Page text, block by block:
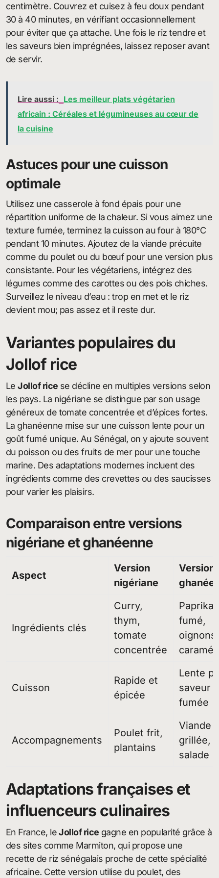
centimètre. Couvrez et cuisez à feu doux pendant
30 à 40 minutes, en vérifiant occasionnellement
pour éviter que ça attache. Une fois le riz tendre et
les saveurs bien imprégnées, laissez reposer avant
de servir.
Lire aussi : Les meilleur plats végétarien
africain : Céréales et légumineuses au cœur de
la cuisine
Astuces pour une cuisson
optimale
Utilisez une casserole à fond épais pour une
répartition uniforme de la chaleur. Si vous aimez une
texture fumée, terminez la cuisson au four à 180°C
pendant 10 minutes. Ajoutez de la viande précuite
comme du poulet ou du bœuf pour une version plus
consistante. Pour les végétariens, intégrez des
légumes comme des carottes ou des pois chiches.
Surveillez le niveau d’eau : trop en met et le riz
devient mou; pas assez et il reste dur.
Variantes populaires du
Jollof rice
LeJollof rice se décline en multiples versions selon
les pays. La nigériane se distingue par son usage
généreux de tomate concentrée et d’épices fortes.
La ghanéenne mise sur une cuisson lente pour un
goût fumé unique. Au Sénégal, on y ajoute souvent
du poisson ou des fruits de mer pour une touche
marine. Des adaptations modernes incluent des
ingrédients comme des crevettes ou des saucisses
pour varier les plaisirs.
Comparaison entre versions
nigériane et ghanéenne
Aspect
Version
nigériane
Version
Ingrédients clés
Curry,
thym,
tomate
concentrée
Paprika
fumé,
oignons
Cuisson
Rapide et
épicée
Lente
saveur
fumée
Accompagnements
Poulet frit,
plantains
Viande
grillée,
salade
Adaptations françaises et
influenceurs culinaires
En France, leJollof rice gagne en popularité grâce à
des sites comme Marmiton, qui propose une
recette de riz sénégalais proche de cette spécialité
africaine. Cette version utilise du poulet, des